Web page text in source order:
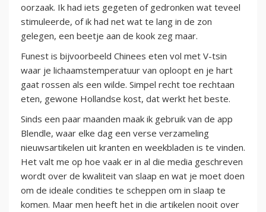
oorzaak. Ik had iets gegeten of gedronken wat teveel
stimuleerde, of ik had net wat te lang in de zon
gelegen, een beetje aan de kook zeg maar.
Funest is bijvoorbeeld Chinees eten vol met V-tsin
waar je lichaamstemperatuur van oploopt en je hart
gaat rossen als een wilde. Simpel recht toe rechtaan
eten, gewone Hollandse kost, dat werkt het beste.
Sinds een paar maanden maak ik gebruik van de app
Blendle, waar elke dag een verse verzameling
nieuwsartikelen uit kranten en weekbladen is te vinden.
Het valt me op hoe vaak er in al die media geschreven
wordt over de kwaliteit van slaap en wat je moet doen
om de ideale condities te scheppen om in slaap te
komen. Maar men heeft het in die artikelen nooit over